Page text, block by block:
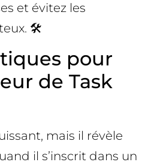
et évitez les
🛠️
pour
de Task
mais il révèle
il s’inscrit dans un